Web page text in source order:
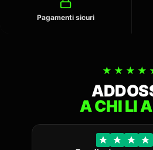
Pagamenti sicuri
A CHI LI